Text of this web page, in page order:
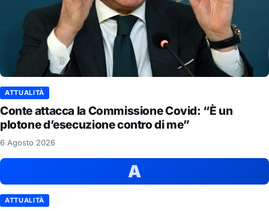
ATTUALITÀ
Conte attacca la Commissione Covid: “È un
plotone d’esecuzione contro di me”
6 Agosto 2026
A
ATTUALITÀ